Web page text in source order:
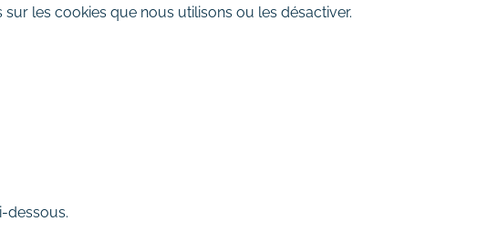
les cookies que nous utilisons ou les désactiver.
dessous.